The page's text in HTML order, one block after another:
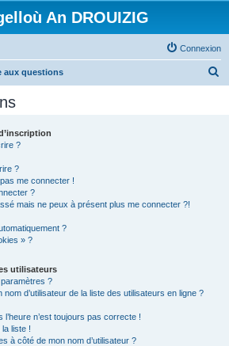
An DROUIZIG
Connexion
aux questions
?
?
me connecter !
?
mais ne peux à présent plus me connecter ?!
?
» ?
utilisateurs
?
d’utilisateur de la liste des utilisateurs en ligne ?
l’heure n’est toujours pas correcte !
la liste !
à côté de mon nom d’utilisateur ?